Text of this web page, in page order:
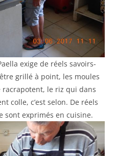
exige de réels savoirs-
grillé à point, les moules
le riz qui dans
colle, c’est selon. De réels
sont exprimés en cuisine.